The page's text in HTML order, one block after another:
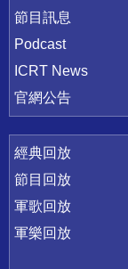
節目訊息
Podcast
ICRT News
官網公告
經典回放
節目回放
軍歌回放
軍樂回放